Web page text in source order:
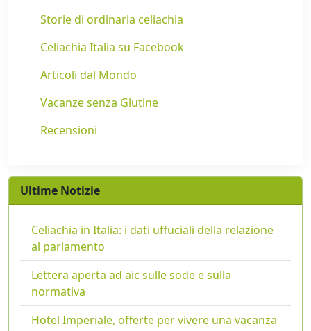
Storie di ordinaria celiachia
Celiachia Italia su Facebook
Articoli dal Mondo
Vacanze senza Glutine
Recensioni
Ultime Notizie
Celiachia in Italia: i dati uffuciali della relazione
al parlamento
Lettera aperta ad aic sulle sode e sulla
normativa
Hotel Imperiale, offerte per vivere una vacanza